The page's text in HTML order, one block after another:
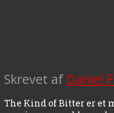
Skrevet af Daniel
The Kind of Bitter er et